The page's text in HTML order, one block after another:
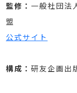
監修： 一般社団法
盟
公式サイト
構成： 研友企画出